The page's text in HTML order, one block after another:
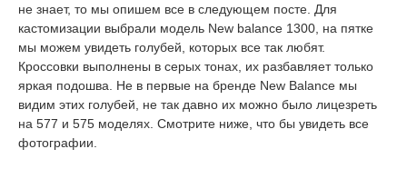
не знает, то мы опишем все в следующем посте. Для
кастомизации выбрали модель New balance 1300, на пятке
мы можем увидеть голубей, которых все так любят.
Кроссовки выполнены в серых тонах, их разбавляет только
яркая подошва. Не в первые на бренде New Balance мы
видим этих голубей, не так давно их можно было лицезреть
на 577 и 575 моделях. Смотрите ниже, что бы увидеть все
фотографии.